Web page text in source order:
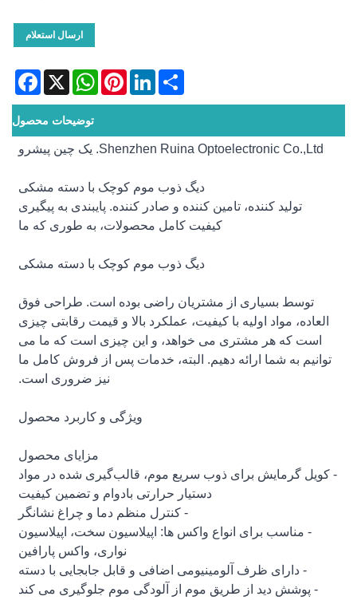
ارسال استعلام
X
WhatsAppPinterestLinkedInShare
توضیحات محصول
Shenzhen Ruina Optoelectronic Co.,Ltd. یک چین پیشرو
دیگ ذوب موم کوچک با دسته مشکی
تولید کننده، تامین کننده و صادر کننده. پایبندی به پیگیری
کیفیت کامل محصولات، به طوری که ما
دیگ ذوب موم کوچک با دسته مشکی
توسط بسیاری از مشتریان راضی بوده است. طراحی فوق
العاده، مواد اولیه با کیفیت، عملکرد بالا و قیمت رقابتی چیزی
است که هر مشتری می خواهد، و این چیزی است که ما می
توانیم به شما ارائه دهیم. البته، خدمات پس از فروش کامل ما
نیز ضروری است.
ویژگی و کاربرد محصول
مزایای محصول
- کویل گرمایش برای ذوب سریع موم، قالب‌گیری شده در مواد
دستیار حرارتی بادوام و تضمین کیفیت
- کنترل منظم دما و چراغ نشانگر
- مناسب برای انواع واکس ها: اپیلاسیون سخت، اپیلاسیون
نواری، واکس پارافین
- دارای ظرف آلومینیومی اضافی و قابل جابجایی با دسته
- پوشش دید از طریق موم از آلودگی موم جلوگیری می کند